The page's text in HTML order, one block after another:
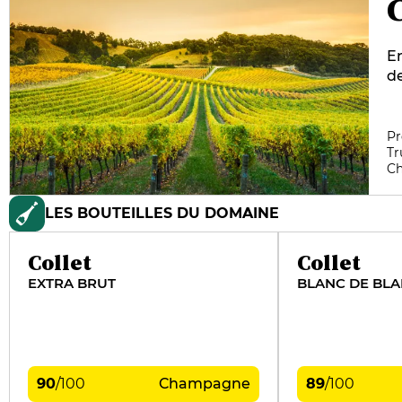
LES BOUTEILLES DU DOMAINE
Collet
EXTRA BRUT
90/100 Champagne
Collet
BLANC DE
89/100